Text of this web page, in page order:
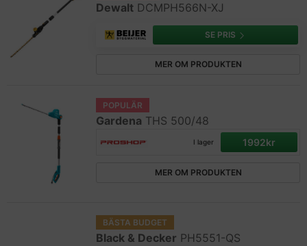
Dewalt DCMPH566N-XJ
SE PRIS
MER OM PRODUKTEN
POPULÄR
Gardena THS 500/48
I lager 1992kr
MER OM PRODUKTEN
BÄSTA BUDGET
Black & Decker PH5551-QS